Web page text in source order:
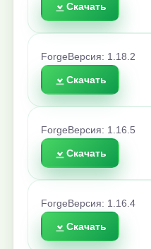
Скачать
Forge Версия: 1.18.2
Скачать
Forge Версия: 1.16.5
Скачать
Forge Версия: 1.16.4
Скачать